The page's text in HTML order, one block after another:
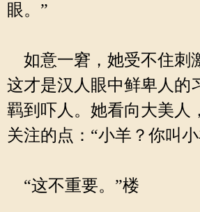
眼。”
如意一窘，她受不住刺
这才是汉人眼中鲜卑人的
羁到吓人。她看向大美人
关注的点：“小羊？你叫
“这不重要。”楼